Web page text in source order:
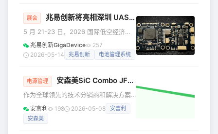
全球范围内的相关立法，事件数据记录
器(EDR)和自动驾驶数据存储系统
(DSSAD)备受关注。虽然这两个系统都
旨在安全可靠地存储驾驶数据，但它们
之间仍存在关键区别(表1)。 表1：EDR
飞
展会 兆易创新将亮相深圳 UASE 民用无人机展，赋能低空经济新赛道
5 月 21-23 日，2026 国际低空经济与
无人系统博览会暨第十一届深圳国际民
用无人机展览会（UASE 民用无人机
余名行业专家、学者与企业家齐聚一
堂，围绕民用无人机与低空经济产业发
展展开高端对话与深度研讨，共探低空
产业新未来。 深耕国产芯片领域，赋能
低空科技革新。兆易创新将携一站式民
兆易创新GigaDevice
257
2026-05-14
兆易创新 电池管理系统
电源管理 安森美SiC Combo JFET赋能SSCB固态断路器革新
作为全球领先的技术分销商和解决方案
提供商，安富利始终紧跟前沿技术趋
势，深度聚焦客户实际应用痛点，本文
安富利 198 2026-05-08
安富利
安森美